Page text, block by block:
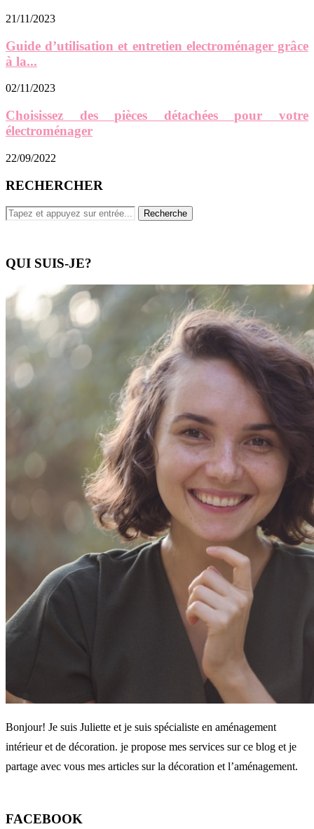
21/11/2023
Guide d’utilisation et entretien electroménager grâce
à la...
02/11/2023
Choisissez des pièces détachées pour votre
électroménager
22/09/2022
RECHERCHER
QUI SUIS-JE?
Bonjour! Je suis Juliette et je suis spécialiste en aménagement
intérieur et de décoration. je propose mes services sur ce blog et je
partage avec vous mes articles sur la décoration et l’aménagement.
FACEBOOK